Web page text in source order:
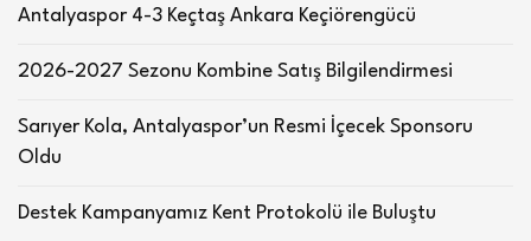
Antalyaspor 4-3 Keçtaş Ankara Keçiörengücü
2026-2027 Sezonu Kombine Satış Bilgilendirmesi
Sarıyer Kola, Antalyaspor’un Resmi İçecek Sponsoru
Oldu
Destek Kampanyamız Kent Protokolü ile Buluştu